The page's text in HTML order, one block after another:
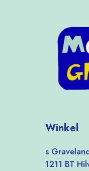
Winkel
s
1211 BT